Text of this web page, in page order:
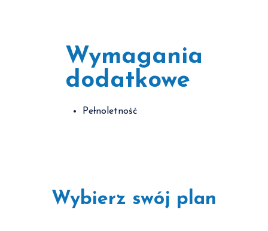
Wymagania
dodatkowe
Pełnoletność
Wybierz swój plan